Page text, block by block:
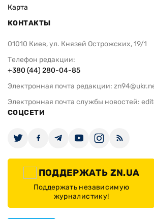
Карта
КОНТАКТЫ
01010 Киев, ул. Князей Острожских, 19/1
Телефон редакции:
+380 (44) 280-04-85
Электронная почта редакции:
Электронная почта службы новостей:
СОЦСЕТИ
ПОДДЕРЖАТЬ ZN.UA
Поддержать независимую
журналистику!